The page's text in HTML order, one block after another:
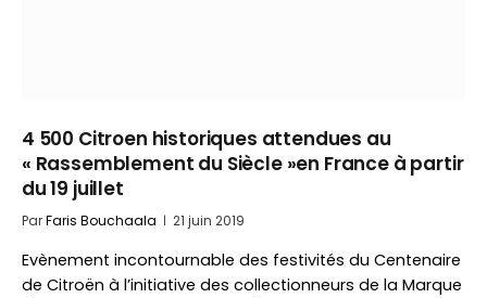
4 500 Citroen historiques attendues au
« Rassemblement du Siècle »en France à partir
du 19 juillet
ParFaris Bouchaala 21 juin 2019
Evènement incontournable des festivités du Centenaire
de Citroën à l’initiative des collectionneurs de la Marque